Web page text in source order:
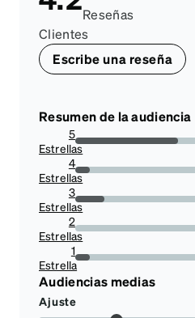
Reseñas
Clientes
Escribe una reseña
Resumen de la audiencia
5
Estrellas63.63636363636363%
4
Estrellas9.090909090909092%
3
Estrellas18.181818181818183%
2
Estrellas
0%
1
Estrella9.090909090909092%
Audiencias medias
Ajuste